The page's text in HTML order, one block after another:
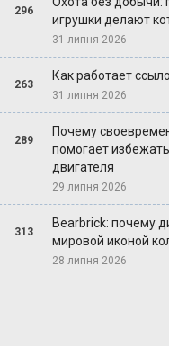
296
игрушки делают
31 липня 2026
263
Как работает
31 липня 2026
289
Почему
помогает
двигателя
29 липня 2026
313
Bearbrick: почему
мировой иконой
28 липня 2026